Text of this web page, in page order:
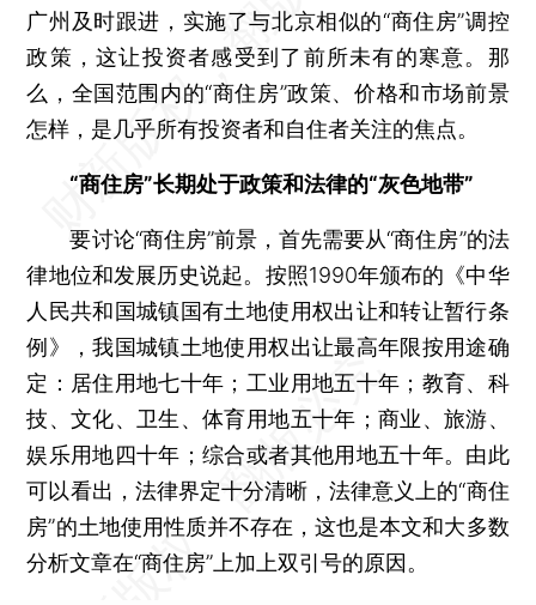
广州及时跟进，实施了与北京相似的“商住房”调控
政策，这让投资者感受到了前所未有的寒意。那
么，全国范围内的“商住房”政策、价格和市场前景
怎样，是几乎所有投资者和自住者关注的焦点。
“商住房”长期处于政策和法律的“灰色地带”
要讨论“商住房”前景，首先需要从“商住房”的法
律地位和发展历史说起。按照1990年颁布的《中华
人民共和国城镇国有土地使用权出让和转让暂行条
例》，我国城镇土地使用权出让最高年限按用途确
定：居住用地七十年；工业用地五十年；教育、科
技、文化、卫生、体育用地五十年；商业、旅游、
娱乐用地四十年；综合或者其他用地五十年。由此
可以看出，法律界定十分清晰，法律意义上的“商住
房”的土地使用性质并不存在，这也是本文和大多数
分析文章在“商住房”上加上双引号的原因。